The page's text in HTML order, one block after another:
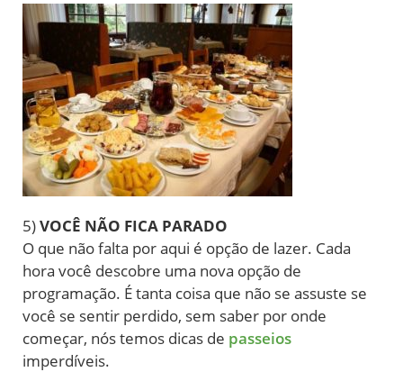
5)VOCÊ NÃO FICA PARADO
O que não falta por aqui é opção de lazer. Cada
hora você descobre uma nova opção de
programação. É tanta coisa que não se assuste se
você se sentir perdido, sem saber por onde
começar, nós temos dicas de passeios
imperdíveis.